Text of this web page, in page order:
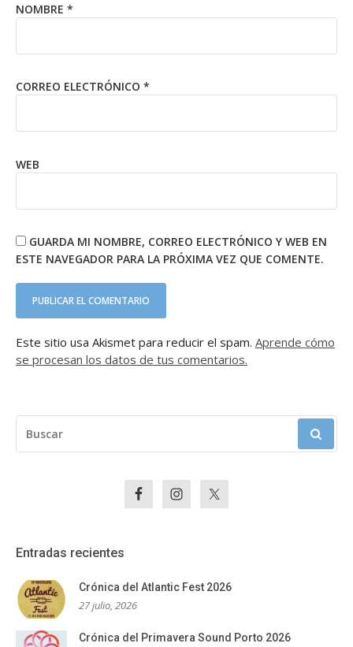
NOMBRE *
CORREO ELECTRÓNICO *
WEB
GUARDA MI NOMBRE, CORREO ELECTRÓNICO Y WEB EN
ESTE NAVEGADOR PARA LA PRÓXIMA VEZ QUE COMENTE.
Este sitio usa Akismet para reducir el spam. Aprende cómo
se procesan los datos de tus comentarios.
Entradas recientes
Crónica del Atlantic Fest 2026
27 julio, 2026
Crónica del Primavera Sound Porto 2026